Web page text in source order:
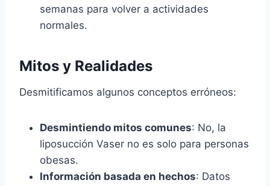
semanas para volver a actividades
normales.
Mitos y Realidades
Desmitificamos algunos conceptos erróneos:
Desmintiendo mitos comunes: No, la
liposucción Vaser no es solo para personas
obesas.
Información basada en hechos: Datos